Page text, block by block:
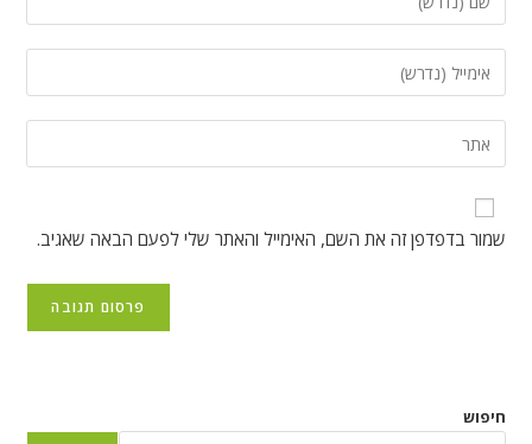
את
השם
שלך
שם
משתמש
כדי
להגיב
את
כתובת
דואר
שלך
כדי
את
כתובת
אתר
האינטרנט
שמור בדפדפן זה את השם, האימייל והאתר שלי לפעם הבאה שאגיב.
חיפוש